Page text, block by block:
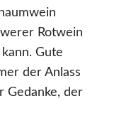
Rotwein
Gute
der Anlass
Gedanke, der